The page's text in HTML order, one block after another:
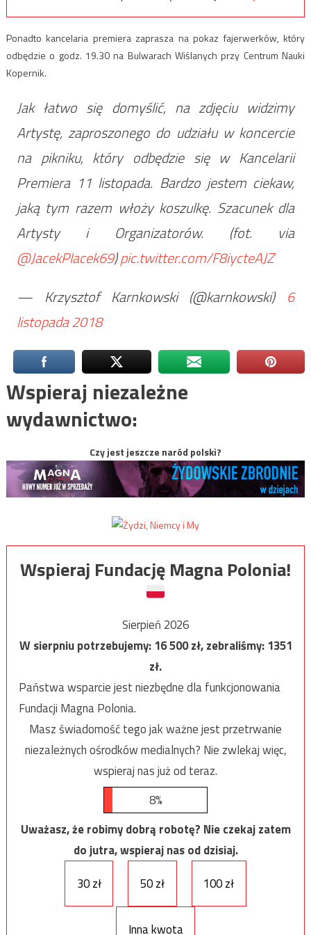
Ponadto kancelaria premiera zaprasza na pokaz fajerwerków, który
odbędzie o godz. 19.30 na Bulwarach Wiślanych przy Centrum Nauki
Kopernik.
Jak łatwo się domyślić, na zdjęciu widzimy
Artystę, zaproszonego do udziału w koncercie
na pikniku, który odbędzie się w Kancelarii
Premiera 11 listopada. Bardzo jestem ciekaw,
jaką tym razem włoży koszulkę. Szacunek dla
Artysty i Organizatorów. (fot. via
@JacekPlacek69)pic.twitter.com/F8iycteAJZ
— Krzysztof Karnkowski (@karnkowski) 6
listopada 2018
Wspieraj niezależne
wydawnictwo:
Czy jest jeszcze naród polski?
Wspieraj Fundację Magna Polonia!
Sierpień 2026
W sierpniu potrzebujemy:16 500zł, zebraliśmy:1351
zł.
Państwa wsparcie jest niezbędne dla funkcjonowania
Fundacji Magna Polonia.
Masz świadomość tego jak ważne jest przetrwanie
niezależnych ośrodków medialnych? Nie zwlekaj więc,
wspieraj nas już od teraz.
8%
Uważasz, że robimy dobrą robotę? Nie czekaj zatem
do jutra, wspieraj nas od dzisiaj.
30 zł
50 zł 100 zł
Inna kwota